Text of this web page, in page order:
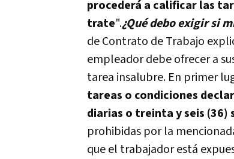
procederá a calificar las
trate".¿Qué debo exigir si
de Contrato de Trabajo
empleador debe ofrecer a
tarea insalubre. En primer
tareas o condiciones
diarias o treinta y seis (36)
prohibidas por la
que el trabajador está